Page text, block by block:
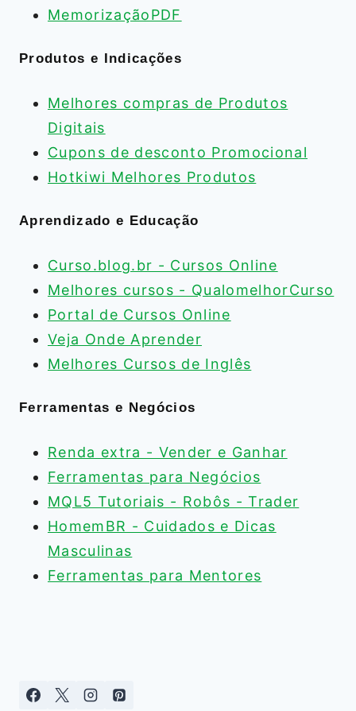
MemorizaçãoPDF
Produtos e Indicações
Melhores compras de Produtos
Digitais
Cupons de desconto Promocional
Hotkiwi Melhores Produtos
Aprendizado e Educação
Curso.blog.br - Cursos Online
Melhores cursos - QualomelhorCurso
Portal de Cursos Online
Veja Onde Aprender
Melhores Cursos de Inglês
Ferramentas e Negócios
Renda extra - Vender e Ganhar
Ferramentas para Negócios
MQL5 Tutoriais - Robôs - Trader
HomemBR - Cuidados e Dicas
Masculinas
Ferramentas para Mentores